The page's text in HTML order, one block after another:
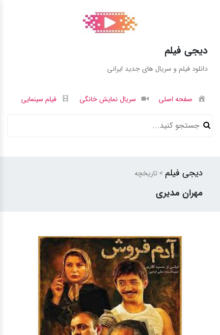
دیجی فیلم
دانلود فیلم و سریال های جدید ایرانی
صفحه اصلی سریال نمایش خانگی فیلم سینمایی
دیجی فیلم > تاریخچه
مهران مدیری